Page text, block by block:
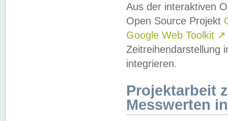
Aus der interaktiven
Open Source Projekt
Google Web Toolkit ↗
Zeitreihendarstellung
integrieren.
Projektarbeit
Messwerten